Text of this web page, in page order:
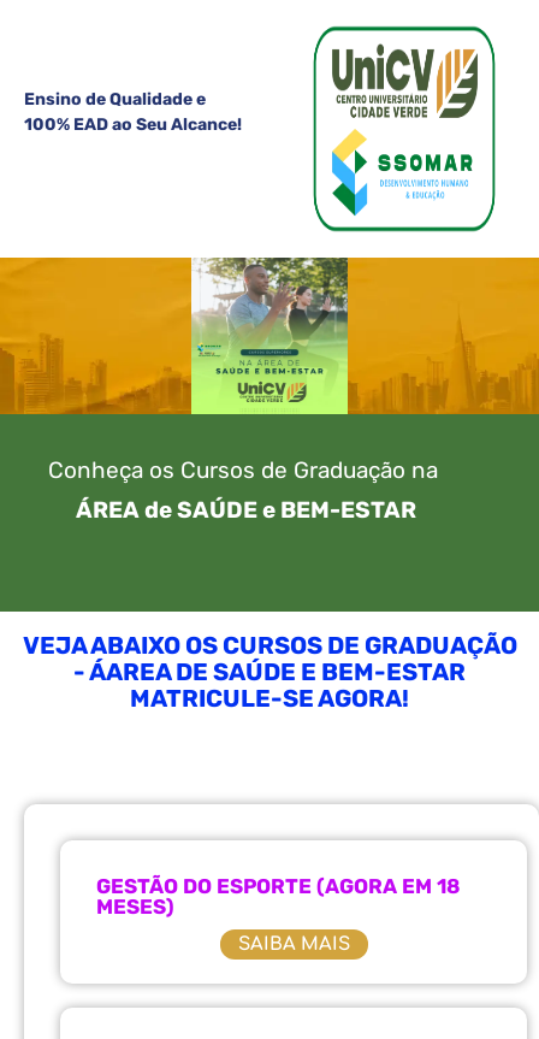
Ensino de Qualidade e
100% EAD ao Seu Alcance!
Conheça os Cursos de Graduação na
ÁREA de SAÚDEe BEM-ESTAR
VEJA ABAIXO OS CURSOS DE GRADUAÇÃO
- ÁAREA DE SAÚDE E BEM-ESTAR
MATRICULE-SE AGORA!
SAIBA MAIS
GESTÃO DO ESPORTE (AGORA EM 18
MESES)